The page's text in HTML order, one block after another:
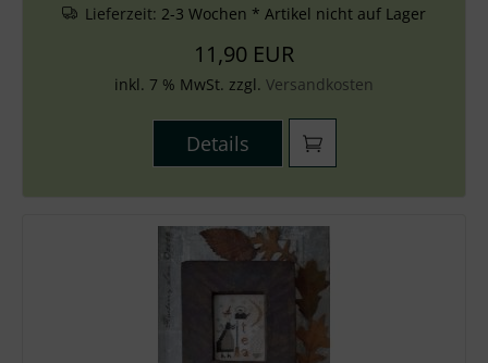
Lieferzeit: 2-3 Wochen * Artikel nicht auf Lager
11,90 EUR
inkl. 7 % MwSt. zzgl. Versandkosten
Details